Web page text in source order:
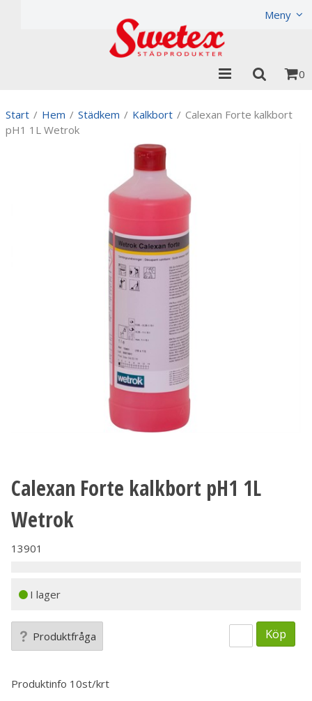
Meny
0
Start / Hem / Städkem / Kalkbort / Calexan Forte kalkbort
pH1 1L Wetrok
Calexan Forte kalkbort pH1 1L
Wetrok
13901
I lager
Produktfråga Köp
Produktinfo 10st/krt